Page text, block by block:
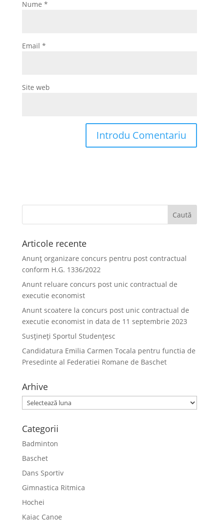
Nume *
Email *
Site web
Articole recente
Anunț organizare concurs pentru post contractual
conform H.G. 1336/2022
Anunt reluare concurs post unic contractual de
executie economist
Anunt scoatere la concurs post unic contractual de
executie economist in data de 11 septembrie 2023
Susțineți Sportul Studențesc
Candidatura Emilia Carmen Tocala pentru functia de
Presedinte al Federatiei Romane de Baschet
Arhive
Arhive
Categorii
Badminton
Baschet
Dans Sportiv
Gimnastica Ritmica
Hochei
Kaiac Canoe